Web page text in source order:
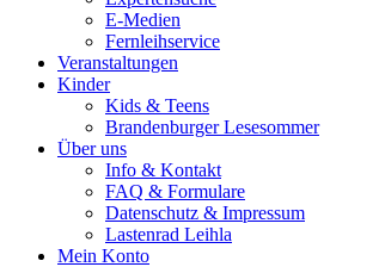
E-Medien
Fernleihservice
Veranstaltungen
Kinder
Kids & Teens
Brandenburger Lesesommer
Über uns
Info & Kontakt
FAQ & Formulare
Datenschutz & Impressum
Lastenrad Leihla
Mein Konto